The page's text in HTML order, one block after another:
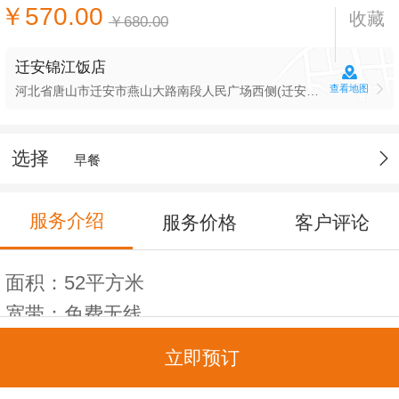
￥570.00 ￥680.00 收藏
迁安锦江饭店
河北省唐山市迁安市燕山大路南段人民广场西侧(迁安锦江饭店(燕山大路店)) 查看地图
选择 早餐
服务介绍 服务价格 客户评论
面积：52平方米
宽带：免费无线
立即预订